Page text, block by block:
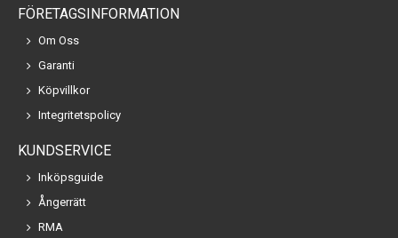
FÖRETAGSINFORMATION
Om Oss
Garanti
Köpvillkor
Integritetspolicy
KUNDSERVICE
Inköpsguide
Ångerrätt
RMA